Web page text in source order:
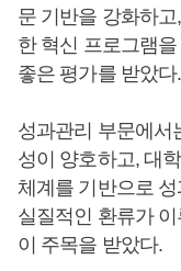
문 기반을 강화하
한 혁신 프로그램
좋은 평가를 받았다.
성과관리 부문에서
성이 양호하고, 대
체계를 기반으로
실질적인 환류가
이 주목을 받았다.